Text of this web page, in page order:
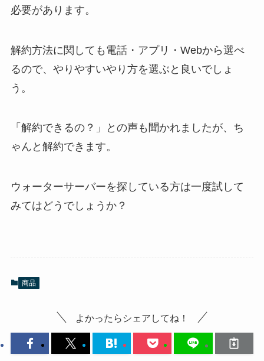
必要があります。
解約方法に関しても電話・アプリ・Webから選べ
るので、やりやすいやり方を選ぶと良いでしょ
う。
「解約できるの？」との声も聞かれましたが、ち
ゃんと解約できます。
ウォーターサーバーを探している方は一度試して
みてはどうでしょうか？
商品
よかったらシェアしてね！